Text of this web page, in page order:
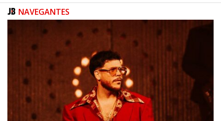
NAVEGANTES